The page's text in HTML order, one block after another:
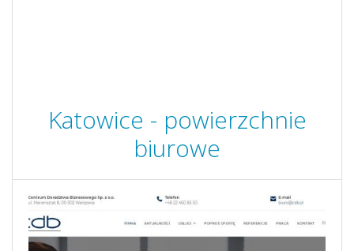
Katowice - powierzchnie
biurowe